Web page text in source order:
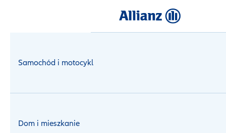
Samochód i motocykl
Dom i mieszkanie
Dla Ciebie Centrum Prasowe - aktualności Allianz